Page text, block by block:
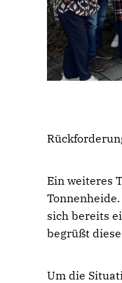
Ein weiteres
sich bereits
begrüßt
Um die